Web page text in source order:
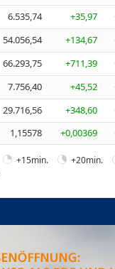
6.535,74 +35,97
54.056,54 +134,67
66.293,75 +711,39
7.756,40 +45,52
29.716,56 +348,60
1,15578 +0,00369
+15min.
+20min.